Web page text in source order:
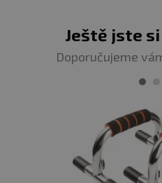
• Měkké pevné
uchopení
• Určeno k posilování a
• Lze použít pro všechny
• Protiskluzový povrch
• Kompaktní, skladné a
• Délka: 27,5cm
Ještě jste
Doporučujeme